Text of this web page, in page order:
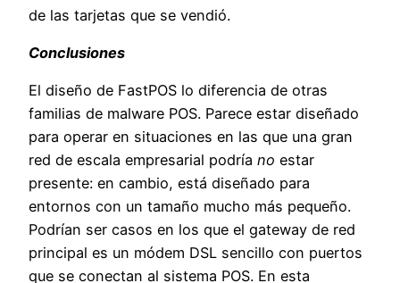
de las tarjetas que se vendió.
Conclusiones
El diseño de FastPOS lo diferencia de otras
familias de malware POS. Parece estar diseñado
para operar en situaciones en las que una gran
red de escala empresarial podría no estar
presente: en cambio, está diseñado para
entornos con un tamaño mucho más pequeño.
Podrían ser casos en los que el gateway de red
principal es un módem DSL sencillo con puertos
que se conectan al sistema POS. En esta